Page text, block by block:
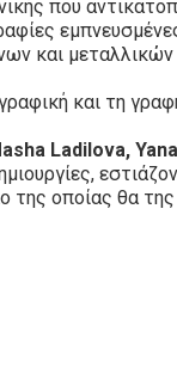
που
και
και τη
Ladilova,
της οποίας θα